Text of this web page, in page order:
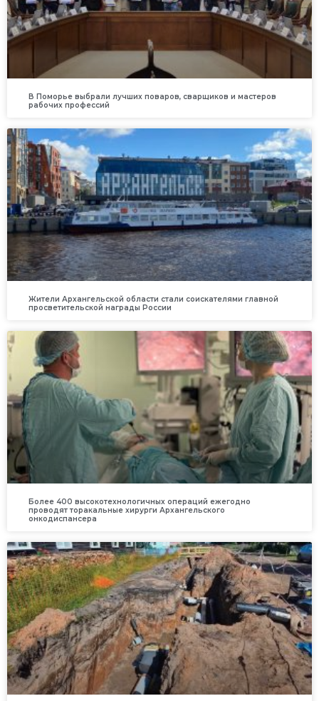
В Поморье выбрали лучших поваров, сварщиков и мастеров
рабочих профессий
Жители Архангельской области стали соискателями главной
просветительской награды России
Более 400 высокотехнологичных операций ежегодно
проводят торакальные хирурги Архангельского
онкодиспансера